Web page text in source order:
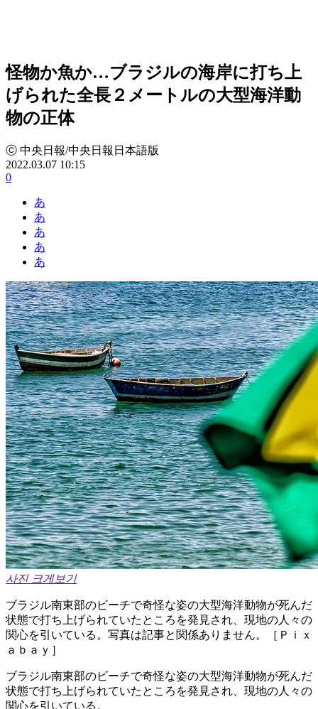
怪物か魚か…ブラジルの海岸に打ち上
げられた全長２メートルの大型海洋動
物の正体
ⓒ 中央日報/中央日報日本語版
2022.03.07 10:15
0
あ
あ
あ
あ
あ
사진 크게보기
ブラジル南東部のビーチで奇怪な姿の大型海洋動物が死んだ
状態で打ち上げられていたところを発見され、現地の人々の
関心を引いている。写真は記事と関係ありません。［Ｐｉｘ
ａｂａｙ］
ブラジル南東部のビーチで奇怪な姿の大型海洋動物が死んだ
状態で打ち上げられていたところを発見され、現地の人々の
関心を引いている。